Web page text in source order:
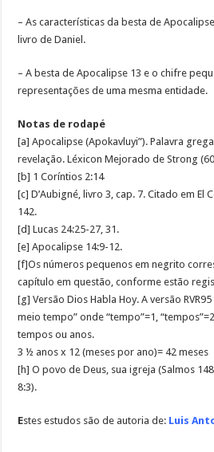
– As características da besta de
livro de Daniel.
– A besta de Apocalipse 13 e o chifre
representações de uma mesma entidade.
Notas de rodapé
[a] Apocalipse (Apokavluyi”). Palavra
revelação. Léxicon Mejorado de Strong
[b] 1 Coríntios 2:14
[c] D’Aubigné, livro 3, cap. 7. Citado em El
142.
[d] Lucas 24:25-27, 31.
[e] Apocalipse 14:9-12.
[f]Os números pequenos em negrito
capítulo em questão, conforme estão
[g] Versão Dios Habla Hoy. A versão
meio tempo” onde “tempo”=1,
tempos ou anos.
3 ½ anos x 12 (meses por ano)= 42 meses
[h] O povo de Deus, sua igreja (Salmos
8:3).
Estes estudos são de autoria de: Luis